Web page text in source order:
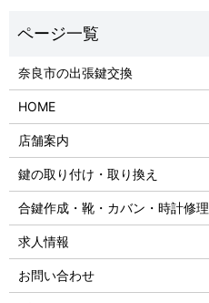
奈良市の出張鍵交換
HOME
店舗案内
鍵の取り付け・取り換え
合鍵作成・靴・カバン・時計修理
求人情報
お問い合わせ